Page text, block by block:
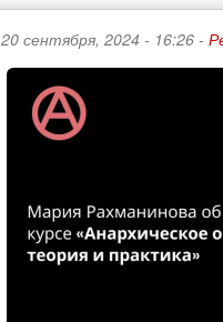
20 сентября, 2024 - 16:26 -